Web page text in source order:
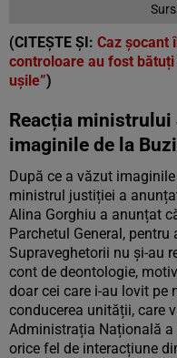
(CITEȘTE ȘI: Caz șocant
controloare au fost
ușile”)
Reacția
imaginile de la
După ce a văzut
ministrul justiției a
Alina Gorghiu a anunțat
Parchetul General,
Supraveghetorii nu și-au
cont de deontologie,
doar cei care i-au lovit pe
conducerea unității, care
Administrația Națională a
orice fel de interacțiune